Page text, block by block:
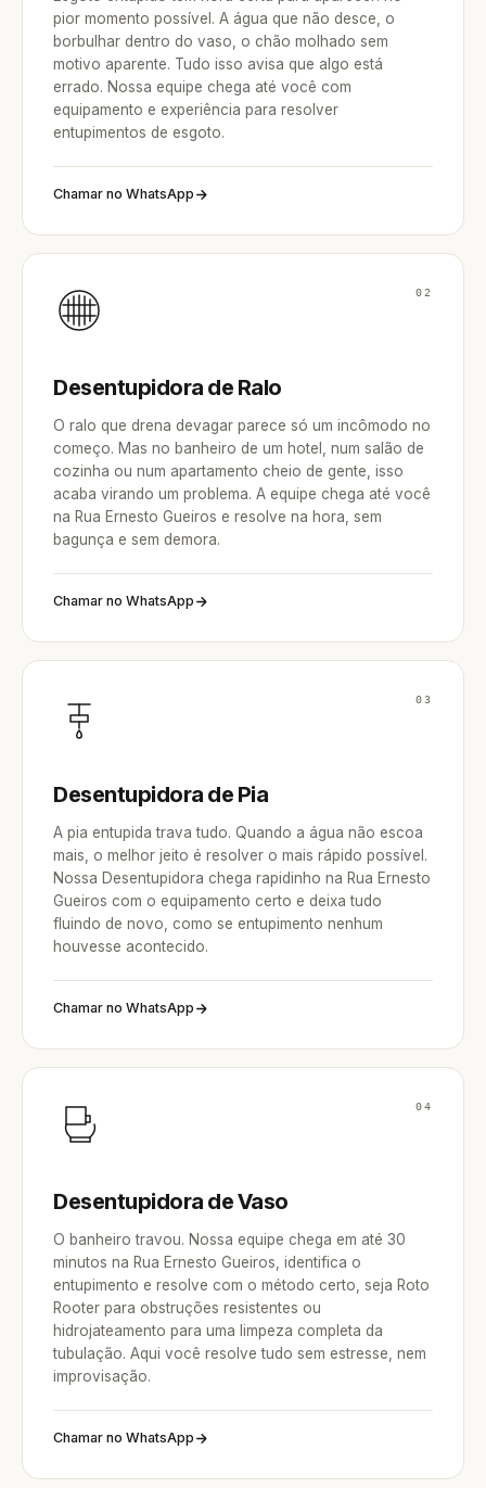
pior momento possível. A água que não desce, o
borbulhar dentro do vaso, o chão molhado sem
motivo aparente. Tudo isso avisa que algo está
errado. Nossa equipe chega até você com
equipamento e experiência para resolver
entupimentos de esgoto.
Chamar no WhatsApp
02
Desentupidora de Ralo
O ralo que drena devagar parece só um incômodo no
começo. Mas no banheiro de um hotel, num salão de
cozinha ou num apartamento cheio de gente, isso
acaba virando um problema. A equipe chega até você
na Rua Ernesto Gueiros e resolve na hora, sem
bagunça e sem demora.
Chamar no WhatsApp
03
Desentupidora de Pia
A pia entupida trava tudo. Quando a água não escoa
mais, o melhor jeito é resolver o mais rápido possível.
Nossa Desentupidora chega rapidinho na Rua Ernesto
Gueiros com o equipamento certo e deixa tudo
fluindo de novo, como se entupimento nenhum
houvesse acontecido.
Chamar no WhatsApp
04
Desentupidora de Vaso
O banheiro travou. Nossa equipe chega em até 30
minutos na Rua Ernesto Gueiros, identifica o
entupimento e resolve com o método certo, seja Roto
Rooter para obstruções resistentes ou
hidrojateamento para uma limpeza completa da
tubulação. Aqui você resolve tudo sem estresse, nem
improvisação.
Chamar no WhatsApp